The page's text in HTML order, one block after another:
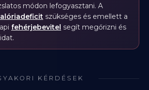
módon lefogyasztani. A
szükséges és emellett a
fehérjebevitel segít megőrizni és
KÉRDÉSEK